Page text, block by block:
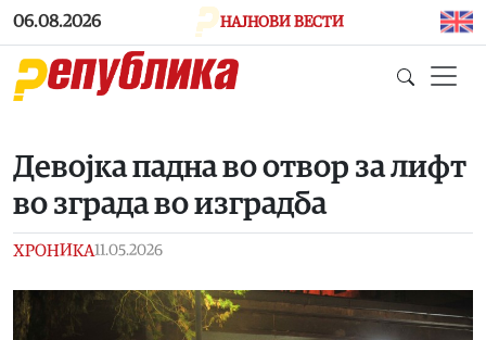
Skip to main content
06.08.2026 НАЈНОВИ ВЕСТИ
Девојка падна во отвор за лифт
во зграда во изградба
ХРОНИКА11.05.2026